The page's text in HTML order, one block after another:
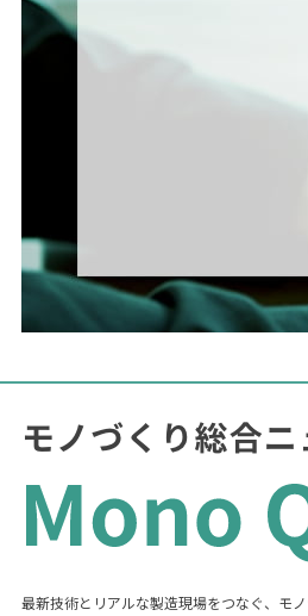
最新技術とリアルな製造現場をつなぐ、モ